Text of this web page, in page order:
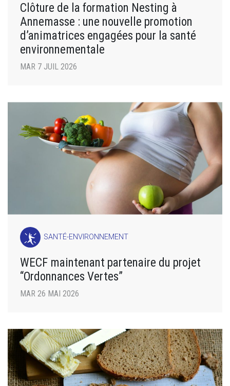
Clôture de la formation Nesting à
Annemasse : une nouvelle promotion
d’animatrices engagées pour la santé
environnementale
MAR 7 JUIL 2026
SANTÉ-ENVIRONNEMENT
WECF maintenant partenaire du projet
“Ordonnances Vertes”
MAR 26 MAI 2026